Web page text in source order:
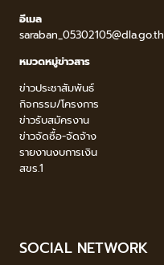
อีเมล
saraban_05302105@dla.go.th
หมวดหมู่ข่าวสาร
ข่าวประชาสัมพันธ์
กิจกรรม/โครงการ
ข่าวรับสมัครงาน
ข่าวจัดซื้อ-จัดจ้าง
รายงานงบการเงิน
สขร.1
SOCIAL NETWORK